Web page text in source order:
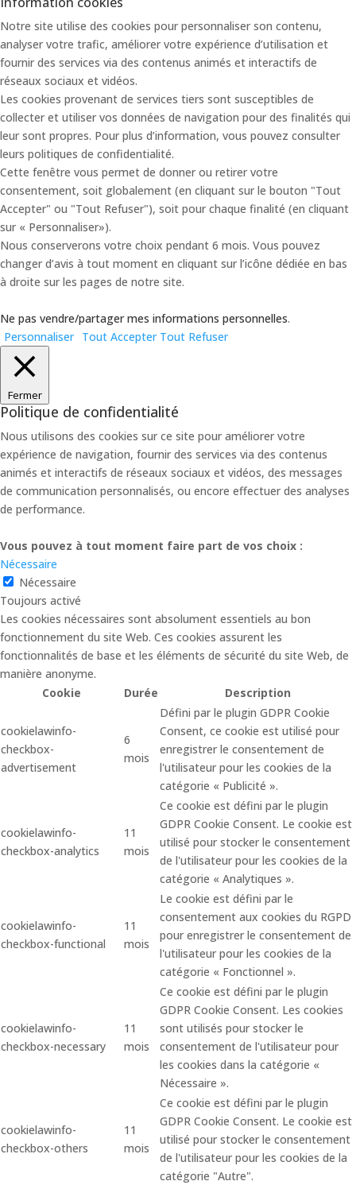
Notre site utilise des cookies pour personnaliser son contenu,
analyser votre trafic, améliorer votre expérience d’utilisation et
fournir des services via des contenus animés et interactifs de
réseaux sociaux et vidéos.
Les cookies provenant de services tiers sont susceptibles de
collecter et utiliser vos données de navigation pour des finalités qui
leur sont propres. Pour plus d’information, vous pouvez consulter
leurs politiques de confidentialité.
Cette fenêtre vous permet de donner ou retirer votre
consentement, soit globalement (en cliquant sur le bouton "Tout
Accepter" ou "Tout Refuser"), soit pour chaque finalité (en cliquant
sur « Personnaliser»).
Nous conserverons votre choix pendant 6 mois. Vous pouvez
changer d’avis à tout moment en cliquant sur l’icône dédiée en bas
à droite sur les pages de notre site.
Ne pas vendre/partager mes informations personnelles.
Personnaliser Tout Accepter Tout Refuser
Fermer
Politique de confidentialité
Nous utilisons des cookies sur ce site pour améliorer votre
expérience de navigation, fournir des services via des contenus
animés et interactifs de réseaux sociaux et vidéos, des messages
de communication personnalisés, ou encore effectuer des analyses
de performance.
Vous pouvez à tout moment faire part de vos choix :
Nécessaire
Nécessaire
Toujours activé
Les cookies nécessaires sont absolument essentiels au bon
fonctionnement du site Web. Ces cookies assurent les
fonctionnalités de base et les éléments de sécurité du site Web, de
manière anonyme.
Cookie
Durée Description
cookielawinfo-
checkbox-
advertisement
6
mois
Défini par le plugin GDPR Cookie
Consent, ce cookie est utilisé pour
enregistrer le consentement de
l'utilisateur pour les cookies de la
catégorie « Publicité ».
cookielawinfo-
checkbox-analytics
11
mois
Ce cookie est défini par le plugin
GDPR Cookie Consent. Le cookie est
utilisé pour stocker le consentement
de l'utilisateur pour les cookies de la
catégorie « Analytiques ».
cookielawinfo-
checkbox-functional
11
mois
Le cookie est défini par le
consentement aux cookies du RGPD
pour enregistrer le consentement de
l'utilisateur pour les cookies de la
catégorie « Fonctionnel ».
cookielawinfo-
checkbox-necessary
11
mois
Ce cookie est défini par le plugin
GDPR Cookie Consent. Les cookies
sont utilisés pour stocker le
consentement de l'utilisateur pour
les cookies dans la catégorie «
Nécessaire ».
cookielawinfo-
checkbox-others
11
mois
Ce cookie est défini par le plugin
GDPR Cookie Consent. Le cookie est
utilisé pour stocker le consentement
de l'utilisateur pour les cookies de la
catégorie "Autre".